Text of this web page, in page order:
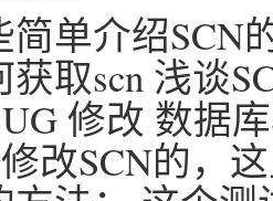
单介绍SCN
取scn 浅谈
修改 数据
修改SCN的，